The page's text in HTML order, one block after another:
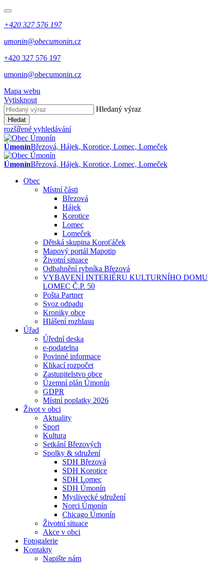
+420 327 576 197
umonin@obecumonin.cz
+420 327 576 197
umonin@obecumonin.cz
Mapa webu
Vytisknout
Hledaný výraz
Hledat
rozšířené vyhledávání
ÚmonínBřezová, Hájek, Korotice, Lomec, Lomeček
ÚmonínBřezová, Hájek, Korotice, Lomec, Lomeček
Obec
Místní části
Březová
Hájek
Korotice
Lomec
Lomeček
Dětská skupina Koroťáček
Mapový portál Mapotip
Životní situace
Odbahnění rybníka Březová
VYBAVENÍ INTERIÉRU KULTURNÍHO DOMU
LOMEC Č.P. 50
Pošta Partner
Svoz odpadu
Kroniky obce
Hlášení rozhlasu
Úřad
Úřední deska
e-podatelna
Povinné informace
Klikací rozpočet
Zastupitelstvo obce
Územní plán Úmonín
GDPR
Místní poplatky 2026
Život v obci
Aktuality
Sport
Kultura
Setkání Březových
Spolky & sdružení
SDH Březová
SDH Korotice
SDH Lomec
SDH Úmonín
Myslivecké sdružení
Norci Úmonín
Chicago Úmonín
Životní situace
Akce v obci
Fotogalerie
Kontakty
Napište nám